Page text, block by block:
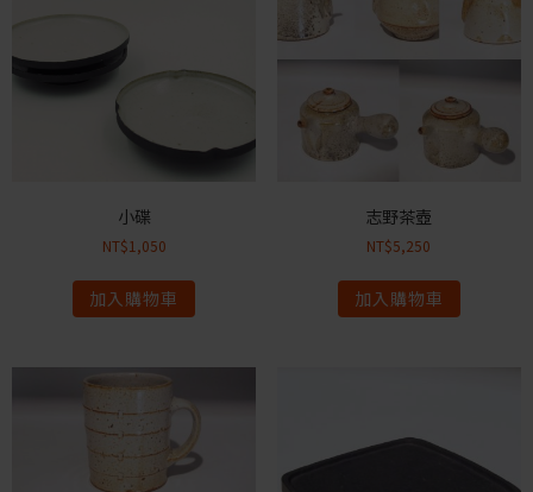
小碟
NT$1,050
加入購物車
志野茶壺
NT$5,250
加入購物車